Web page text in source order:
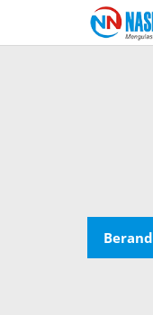
konten